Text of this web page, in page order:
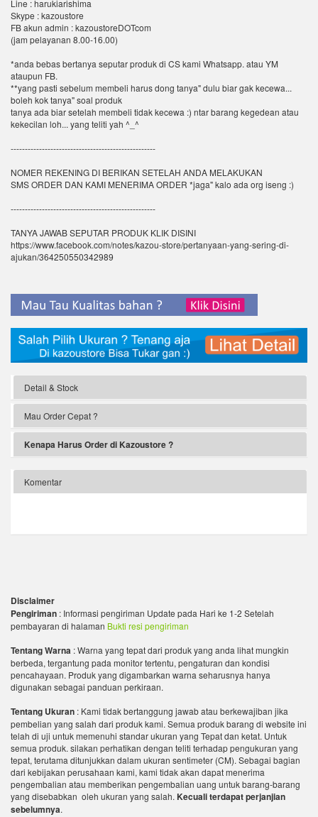
Line : harukiarishima
Skype : kazoustore
FB akun admin : kazoustoreDOTcom
(jam pelayanan 8.00-16.00)
*anda bebas bertanya seputar produk di CS kami Whatsapp. atau YM
ataupun FB.
**yang pasti sebelum membeli harus dong tanya" dulu biar gak kecewa...
boleh kok tanya" soal produk
tanya ada biar setelah membeli tidak kecewa :) ntar barang kegedean atau
kekecilan loh... yang teliti yah ^_^
---------------------------------------------------
NOMER REKENING DI BERIKAN SETELAH ANDA MELAKUKAN
SMS ORDER DAN KAMI MENERIMA ORDER *jaga" kalo ada org iseng :)
---------------------------------------------------
TANYA JAWAB SEPUTAR PRODUK KLIK DISINI
https://www.facebook.com/notes/kazou-store/pertanyaan-yang-sering-di-
ajukan/364250550342989
Detail & Stock
Mau Order Cepat ?
Kenapa Harus Order di Kazoustore ?
Komentar
Disclaimer
Pengiriman : Informasi pengiriman Update pada Hari ke 1-2 Setelah
pembayaran di halaman Bukti resi pengiriman
Tentang Warna : Warna yang tepat dari produk yang anda lihat mungkin
berbeda, tergantung pada monitor tertentu, pengaturan dan kondisi
pencahayaan. Produk yang digambarkan warna seharusnya hanya
digunakan sebagai panduan perkiraan.
Tentang Ukuran : Kami tidak bertanggung jawab atau berkewajiban jika
pembelian yang salah dari produk kami. Semua produk barang di website ini
telah di uji untuk memenuhi standar ukuran yang Tepat dan ketat. Untuk
semua produk. silakan perhatikan dengan teliti terhadap pengukuran yang
tepat, terutama ditunjukkan dalam ukuran sentimeter (CM). Sebagai bagian
dari kebijakan perusahaan kami, kami tidak akan dapat menerima
pengembalian atau memberikan pengembalian uang untuk barang-barang
yang disebabkan oleh ukuran yang salah. Kecuali terdapat perjanjian
sebelumnya.